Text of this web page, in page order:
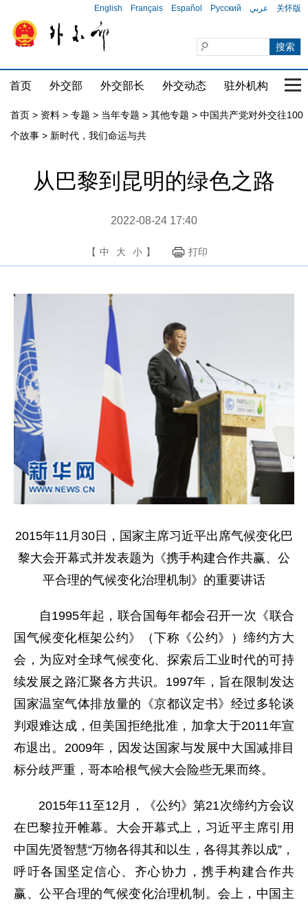
English Français Español Русский عربي 关怀版
首页 外交部 外交部长 外交动态 驻外机构 国
首页 > 资料 > 专题 > 当年专题 > 其他专题 > 中国共产党对外交往100
个故事 > 新时代，我们命运与共
从巴黎到昆明的绿色之路
2022-08-24 17:40
【 中 大 小 】 打印
2015年11月30日，国家主席习近平出席气候变化巴
黎大会开幕式并发表题为《携手构建合作共赢、公
平合理的气候变化治理机制》的重要讲话
自1995年起，联合国每年都会召开一次《联合
国气候变化框架公约》（下称《公约》）缔约方大
会，为应对全球气候变化、探索后工业时代的可持
续发展之路汇聚各方共识。1997年，旨在限制发达
国家温室气体排放量的《京都议定书》经过多轮谈
判艰难达成，但美国拒绝批准，加拿大于2011年宣
布退出。2009年，因发达国家与发展中大国减排目
标分歧严重，哥本哈根气候大会险些无果而终。
2015年11至12月，《公约》第21次缔约方会议
在巴黎拉开帷幕。大会开幕式上，习近平主席引用
中国先贤智慧“万物各得其和以生，各得其养以成”，
呼吁各国坚定信心、齐心协力，携手构建合作共
赢、公平合理的气候变化治理机制。会上，中国主